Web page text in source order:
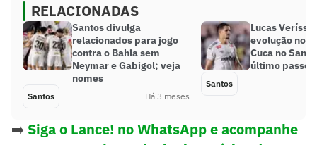
RELACIONADAS
Santos divulga
relacionados para jogo
contra o Bahia sem
Neymar e Gabigol; veja
nomes
Santos Há 3 meses
Lucas
evolução no
Cuca no
último passe’
Santos
➡️ Siga o Lance! no WhatsApp e acompanhe